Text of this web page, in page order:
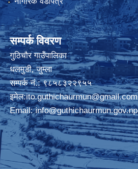
सम्पर्क विवरण
गुठिचौर गाउँपालिका
धलमुडी, जुम्ला
सम्पर्क नं.: ९८५८३२२९५५
इमेल:ito.guthichaurmun@gmail.com
Email:info@guthichaurmun.gov.np